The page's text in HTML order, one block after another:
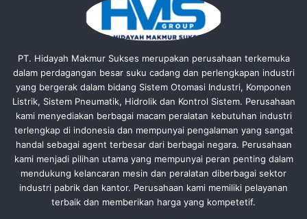
PT. Hidayah Makmur Sukses merupakan perusahaan terkemuka
dalam perdagangan besar suku cadang dan perlengkapan industri
yang bergerak dalam bidang Sistem Otomasi Industri, Komponen
Listrik, Sistem Pneumatik, Hidrolik dan Kontrol Sistem. Perusahaan
kami menyediakan berbagai macam peralatan kebutuhan industri
terlengkap di indonesia dan mempunyai pengalaman yang sangat
handal sebagai agent terbesar dari berbagai negara. Perusahaan
kami menjadi pilihan utama yang mempunyai peran penting dalam
mendukung kelancaran mesin dan peralatan diberbagai sektor
industri pabrik dan kantor. Perusahaan kami memiliki pelayanan
terbaik dan memberikan harga yang kompetetif.